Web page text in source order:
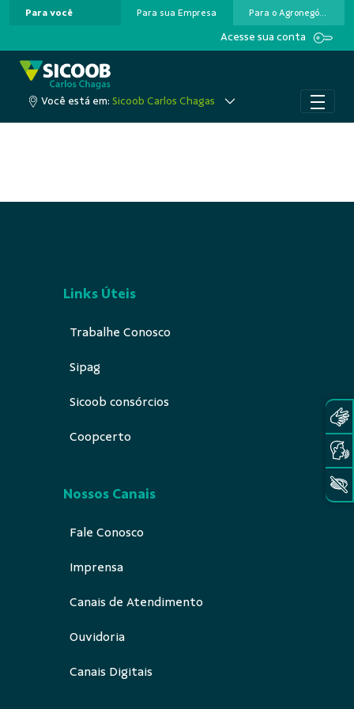
Pular para o Conteúdo principal
Para você Para sua Empresa Para o Agronegócio
Acesse sua conta
Você está em: Sicoob Carlos Chagas
Links Úteis
Trabalhe Conosco
Sipag
Sicoob consórcios
Coopcerto
Nossos Canais
Fale Conosco
Imprensa
Canais de Atendimento
Ouvidoria
Canais Digitais